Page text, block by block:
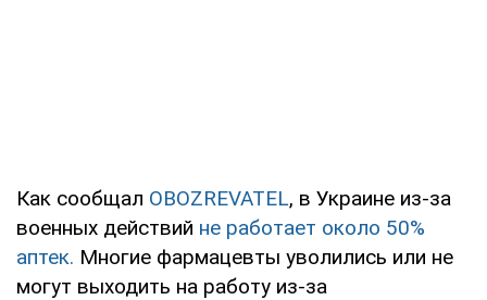
Как сообщал OBOZREVATEL, в Украине из-за
военных действий не работает около 50%
аптек. Многие фармацевты уволились или не
могут выходить на работу из-за